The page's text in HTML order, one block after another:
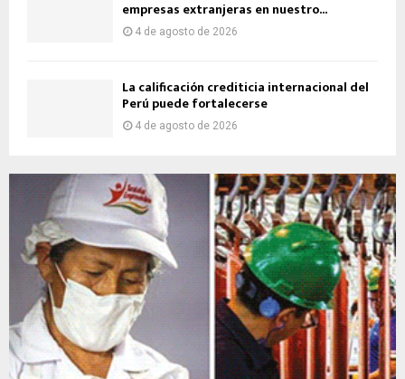
empresas extranjeras en nuestro...
4 de agosto de 2026
La calificación crediticia internacional del
Perú puede fortalecerse
4 de agosto de 2026